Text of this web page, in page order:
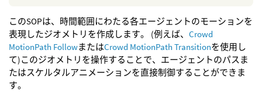
このSOPは、時間範囲にわたる各エージェントのモーションを
表現したジオメトリを作成します。 (例えば、 Crowd
MotionPath FollowまたはCrowd MotionPath Transitionを使用し
て)このジオメトリを操作することで、エージェントのパスま
たはスケルタルアニメーションを直接制御することができま
す。